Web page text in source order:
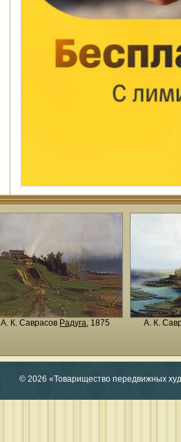
А. К. Саврасов Радуга, 1875 А. К.
© 2026 «Товарищество передвижных